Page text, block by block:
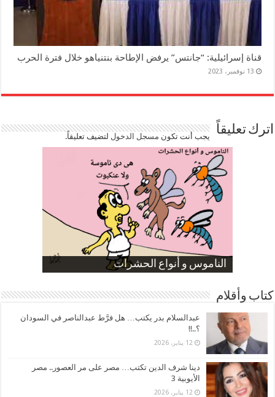
قناة إسرائيلية: “جانتس” يرفض الإطاحة بنتنياهو خلال فترة الحرب
13 نوفمبر، 2023
اترك تعليقاً يجب أنت تكون مسجل الدخوللتضيف تعليقاً.
الناموس و أنواع الحشرات
الموظفين بعد ارتفاع الأسعار
ارتفاع نسبة الطلاق في مصر
صورة كاركاتيرية
صورة كاركاتيرية
كتاب وأقلام
عبدالسلام بدر يكتب… هل فرَّط عبدالناصر في السودان
؟..!!
12 يناير، 2026
دينا شرف الدين تكتب… مصر على مر العصور.. مصر
الأيوبية 3
12 يناير، 2026